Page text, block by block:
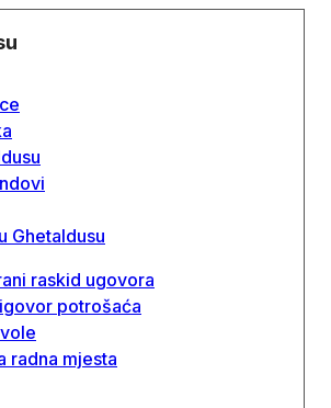
Ghetaldusu
raskid ugovora
potrošaća
radna mjesta